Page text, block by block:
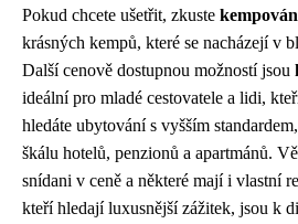
Pokud chcete ušetřit, zkuste
krásných kempů, které se nacházejí v
Další cenově dostupnou možností jsou
ideální pro mladé cestovatele a lidi,
hledáte ubytování s vyšším
škálu hotelů, penzionů a apartmánů.
snídani v ceně a některé mají i vlastní
kteří hledají luxusnější zážitek, jsou k